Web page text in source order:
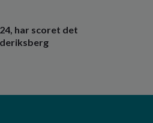
har scoret det